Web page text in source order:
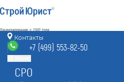
Лицензирование с 2007 года
4.93
Наш рейтинг
80отзывов
Контакты
+7 (499) 553-82-50
СРО